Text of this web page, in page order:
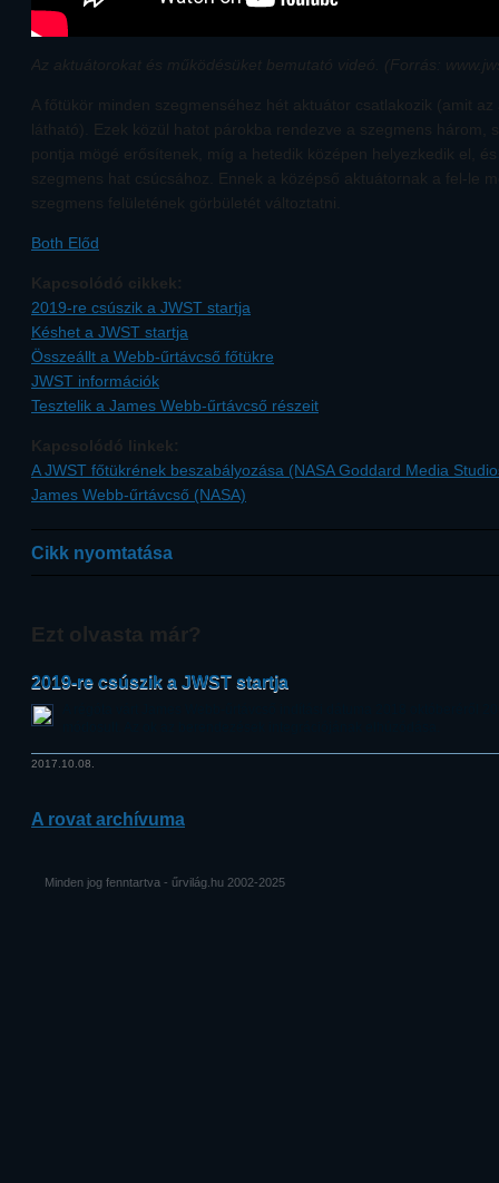
Az aktuátorokat és működésüket bemutató videó. (Forrás:
A főtükör minden szegmenséhez hét aktuátor csatlakozik (amit
látható). Ezek közül hatot párokba rendezve a szegmens három,
pontja mögé erősítenek, míg a hetedik középen helyezkedik el,
szegmens hat csúcsához. Ennek a középső aktuátornak a fel-le
szegmens felületének görbületét változtatni.
Both Előd
Kapcsolódó cikkek:
2019-re csúszik a JWST startja
Késhet a JWST startja
Összeállt a Webb-űrtávcső főtükre
JWST információk
Tesztelik a James Webb-űrtávcső részeit
Kapcsolódó linkek:
A JWST főtükrének beszabályozása (NASA Goddard Media
James Webb-űrtávcső (NASA)
Cikk nyomtatása
Ezt olvasta már?
2019-re csúszik a JWST startja
2017.10.08.
A rovat archívuma
Minden jog fenntartva - űrvilág.hu 2002-2025